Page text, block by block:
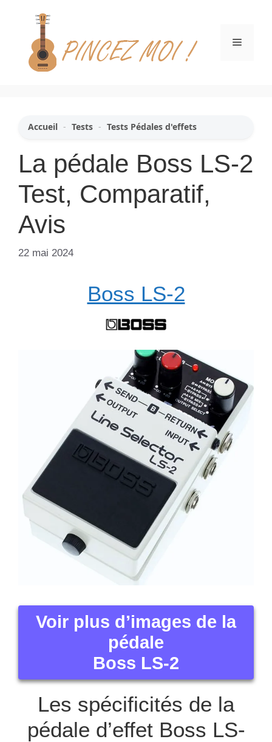
contenu
Menu
Accueil - Tests - Tests Pédales d'effets
La pédale Boss LS-2
Test, Comparatif,
Avis
22 mai 2024
Boss LS-2
Voir plus d’images de la
pédale
Boss LS-2
Les spécificités de la
pédale d’effet Boss LS-